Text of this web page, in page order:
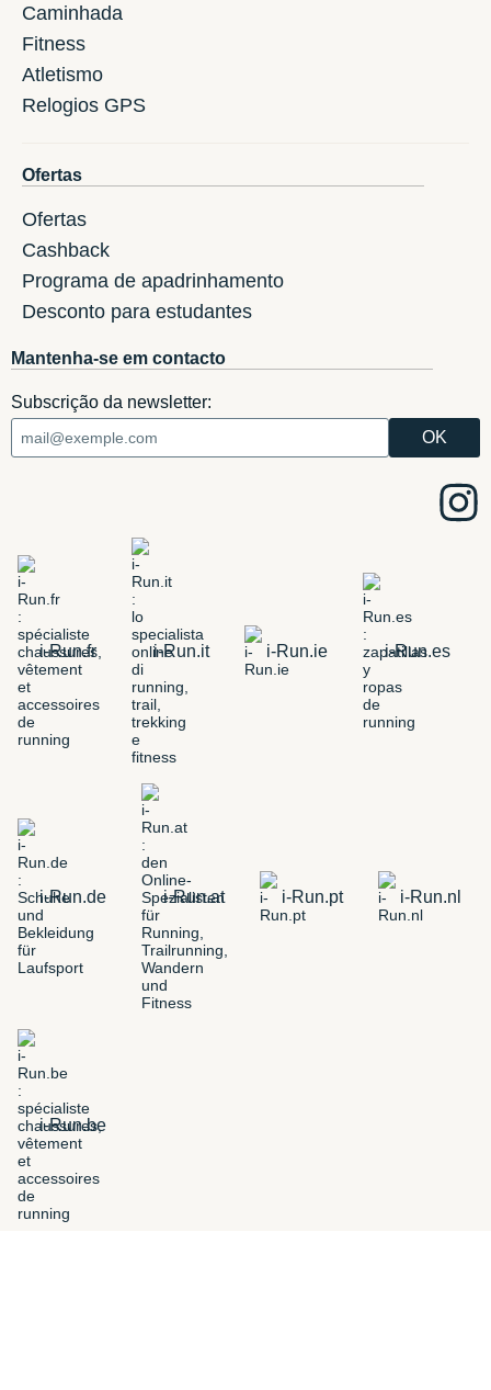
Caminhada
Fitness
Atletismo
Relogios GPS
Ofertas
Ofertas
Cashback
Programa de apadrinhamento
Desconto para estudantes
Mantenha-se em contacto
Subscrição da newsletter:
i-Run.fr i-Run.it i-Run.ie i-Run.es
i-Run.de i-Run.at i-Run.pt i-Run.nl
i-Run.be